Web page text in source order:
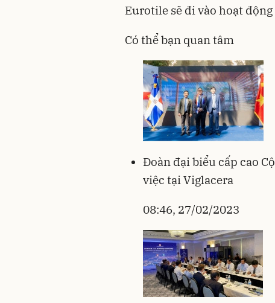
Eurotile sẽ đi vào hoạt
Có thể bạn quan tâm
Đoàn đại biểu cấp cao
việc tại Viglacera
08:46, 27/02/2023